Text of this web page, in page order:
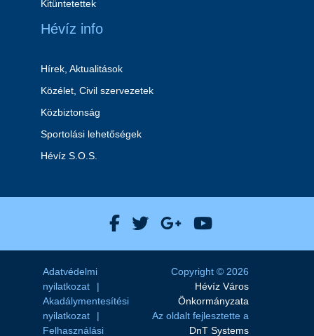
Kitüntetettek
Hévíz info
Hírek, Aktualitások
Közélet, Civil szervezetek
Közbiztonság
Sportolási lehetőségek
Hévíz S.O.S.
Hévíz Város Facebook
Hévíz Város X
Hévíz Város
Hévíz Város
Adatvédelmi
nyilatkozat
Akadálymentesítési
nyilatkozat
Felhasználási
Copyright © 2026
Hévíz Város
Önkormányzata
Az oldalt fejlesztette a
DnT Systems